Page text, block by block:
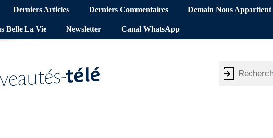
Derniers Articles Derniers Commentaires Demain Nous Appartient
Belle La Vie Newsletter Canal WhatsApp